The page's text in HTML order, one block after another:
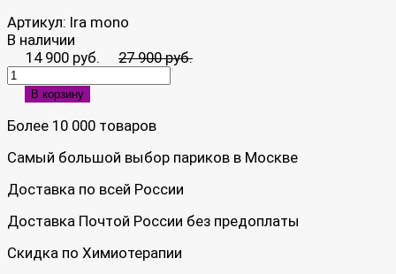
Артикул: Ira mono
В наличии
14 900 руб.
27 900 руб.
В корзину
Более 10 000 товаров
Самый большой выбор париков в Москве
Доставка по всей России
Доставка Почтой России без предоплаты
Скидка по Химиотерапии